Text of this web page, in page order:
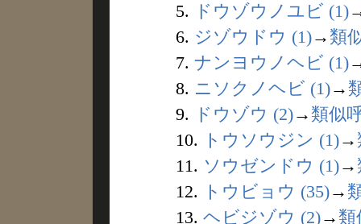
5.
ドウゾウノユビ (1)
6. ジゾウドウ (1)→ 類
7. ナンヨウノヘビ (1)
8. ニソクノヘビ (1)→
9.
ドウゾウ (2)→ 類似
10.
トウソウジン (1)→
11. ソウゼンドウ (1)→
12.
トウビョウ (35)→
13. ヘビジゾウ (2)→ 類